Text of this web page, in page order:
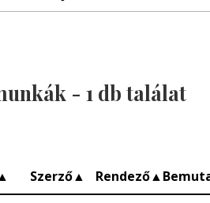
- 1 db találat
Szerző▲ Rendező▲